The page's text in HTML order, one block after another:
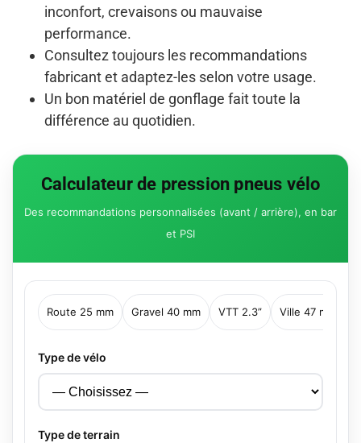
inconfort, crevaisons ou mauvaise
performance.
Consultez toujours les recommandations
fabricant et adaptez-les selon votre usage.
Un bon matériel de gonflage fait toute la
différence au quotidien.
Calculateur de pression pneus vélo
Des recommandations personnalisées (avant / arrière), en bar
et PSI
Route 25 mm Gravel 40 mm VTT 2.3” Ville 47 mm
Type de vélo
Type de terrain